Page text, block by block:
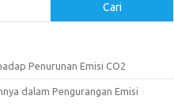
Cari
Penurunan Emisi CO2
dalam Pengurangan Emisi